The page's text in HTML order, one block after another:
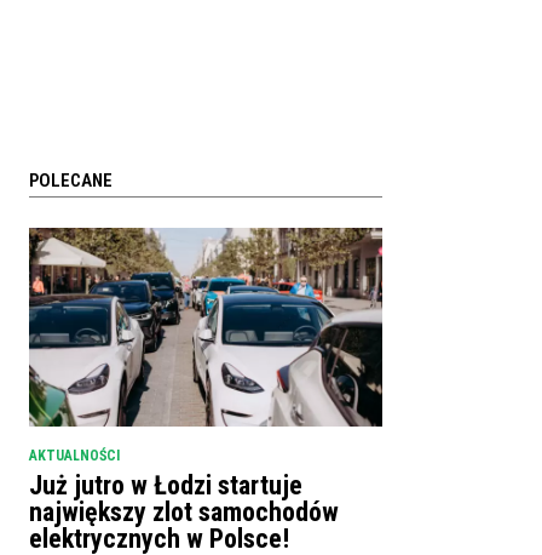
POLECANE
AKTUALNOŚCI
Już jutro w Łodzi startuje
największy zlot samochodów
elektrycznych w Polsce!